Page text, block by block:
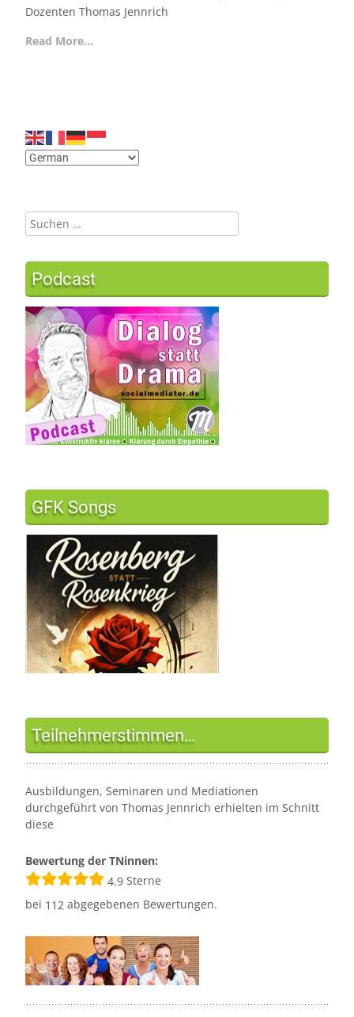
Dozenten Thomas Jennrich
Read More…
Suchen
nach:
Podcast
GFK Songs
Teilnehmerstimmen…
Ausbildungen, Seminaren und Mediationen
durchgeführt von Thomas Jennrich erhielten im Schnitt
diese
Bewertung der TNinnen:
4.9 Sterne
bei 112 abgegebenen Bewertungen.